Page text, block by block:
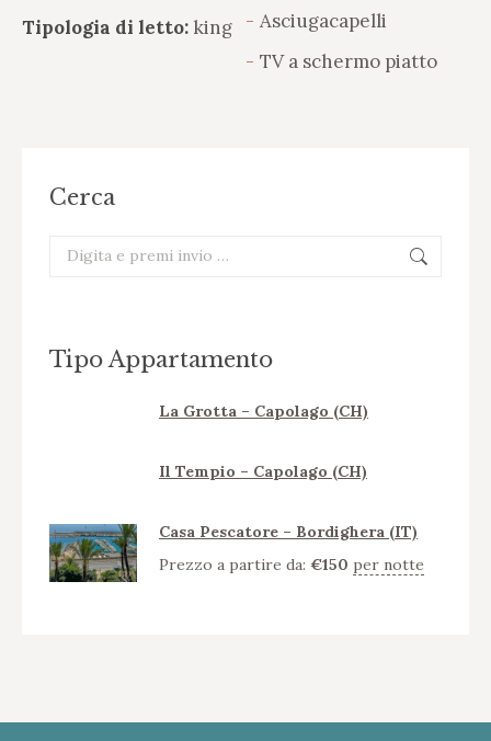
Tipologia di letto: king
Asciugacapelli
TV a schermo piatto
Cerca
Cerca:
Tipo Appartamento
La Grotta – Capolago (CH)
Il Tempio – Capolago (CH)
Casa Pescatore – Bordighera (IT)
Prezzo a partire da: €150 per notte